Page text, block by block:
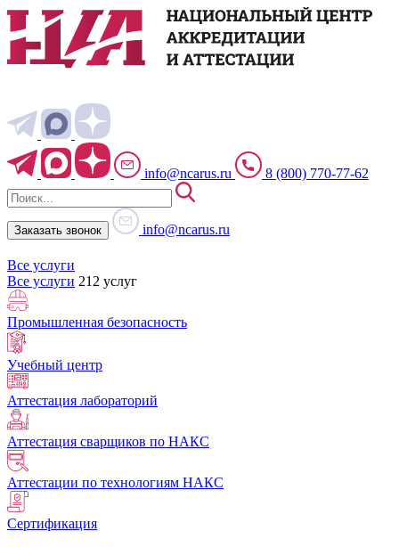
info@ncarus.ru 8 (800) 770-77-62
Заказать звонок info@ncarus.ru
Все услуги
Все услуги 212 услуг
Промышленная безопасность
Учебный центр
Аттестация лабораторий
Аттестация сварщиков по НАКС
Аттестации по технологиям НАКС
Сертификация